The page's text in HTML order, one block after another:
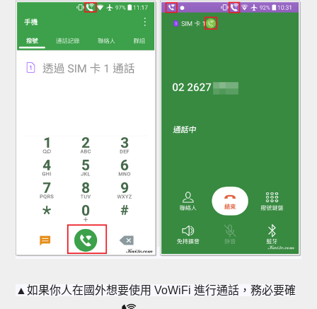
▲ 如果你人在國外想要使用 VoWiFi 進行通話，務必要確